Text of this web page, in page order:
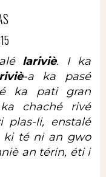
lariviè. I ka
-a ka pasé
ka pati gran
chaché rivé
li, enstalé
ki té ni an gwo
an térin, éti i